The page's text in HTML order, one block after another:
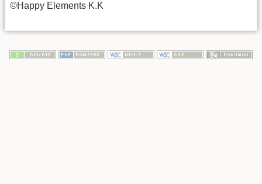
©Happy Elements K.K